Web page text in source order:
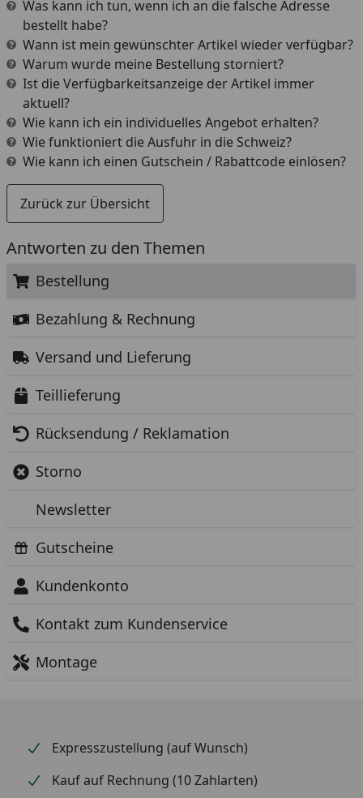
Antworten zu den Themen
Bestellung
Bezahlung & Rechnung
Versand und Lieferung
Teillieferung
Rücksendung / Reklamation
Storno
Newsletter
Gutscheine
Kundenkonto
Kontakt zum Kundenservice
Montage
Was kann ich tun, wenn ich an die falsche Adresse
bestellt habe?
Wann ist mein gewünschter Artikel wieder verfügbar?
Warum wurde meine Bestellung storniert?
Ist die Verfügbarkeitsanzeige der Artikel immer
aktuell?
Wie kann ich ein individuelles Angebot erhalten?
Wie funktioniert die Ausfuhr in die Schweiz?
Wie kann ich einen Gutschein / Rabattcode einlösen?
Zurück zur Übersicht
Expresszustellung (auf Wunsch)
Kauf auf Rechnung (10 Zahlarten)